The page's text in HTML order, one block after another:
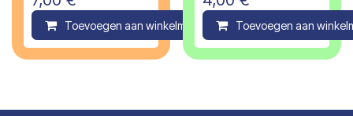
Toevoegen aan winkelmandje Compare
Toevoegen aan